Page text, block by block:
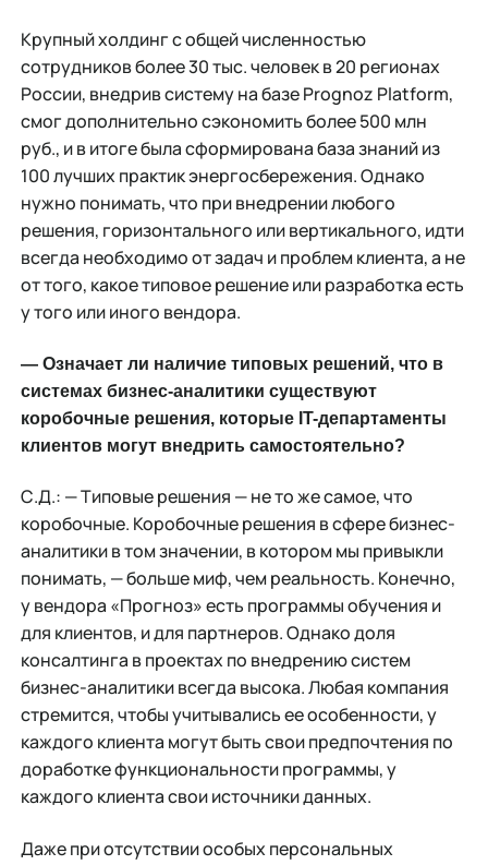
Крупный холдинг с общей численностью
сотрудников более 30 тыс. человек в 20 регионах
России, внедрив систему на базе Prognoz Platform,
смог дополнительно сэкономить более 500 млн
руб., и в итоге была сформирована база знаний из
100 лучших практик энергосбережения. Однако
нужно понимать, что при внедрении любого
решения, горизонтального или вертикального, идти
всегда необходимо от задач и проблем клиента, а не
от того, какое типовое решение или разработка есть
у того или иного вендора.
— Означает ли наличие типовых решений, что в
системах бизнес-аналитики существуют
коробочные решения, которые IT-департаменты
клиентов могут внедрить самостоятельно?
С.Д.: — Типовые решения — не то же самое, что
коробочные. Коробочные решения в сфере бизнес-
аналитики в том значении, в котором мы привыкли
понимать, — больше миф, чем реальность. Конечно,
у вендора «Прогноз» есть программы обучения и
для клиентов, и для партнеров. Однако доля
консалтинга в проектах по внедрению систем
бизнес-аналитики всегда высока. Любая компания
стремится, чтобы учитывались ее особенности, у
каждого клиента могут быть свои предпочтения по
доработке функциональности программы, у
каждого клиента свои источники данных.
Даже при отсутствии особых персональных